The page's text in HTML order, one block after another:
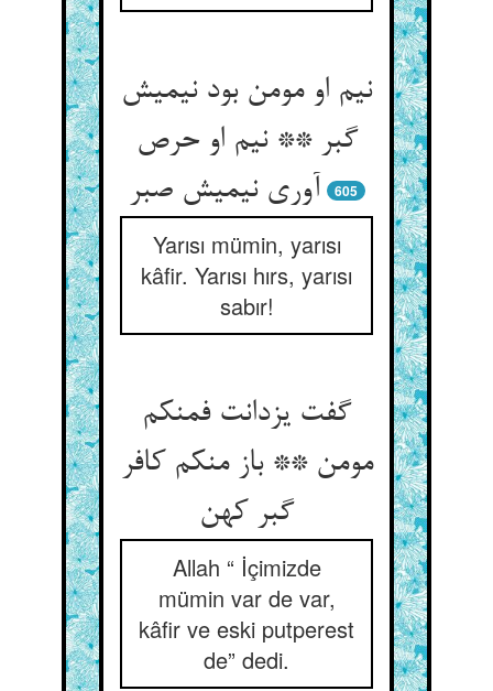
نیم او مومن بود نیمیش
گبر ** نیم او حرص
آوری نیمیش صبر
605
Yarısı mümin, yarısı
kâfir. Yarısı hırs, yarısı
sabır!
گفت یزدانت فمنکم
مومن ** باز منکم کافر
گبر کهن‏
Allah “ İçimizde
mümin var de var,
kâfir ve eski putperest
de” dedi.